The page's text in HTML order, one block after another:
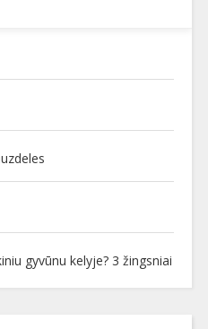
gyvūnu kelyje? 3 žingsniai